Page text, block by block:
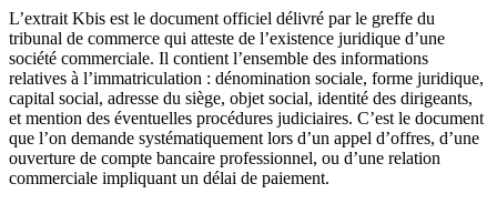
L’extrait Kbis est le document officiel délivré par le greffe du
tribunal de commerce qui atteste de l’existence juridique d’une
société commerciale. Il contient l’ensemble des informations
relatives à l’immatriculation : dénomination sociale, forme juridique,
capital social, adresse du siège, objet social, identité des dirigeants,
et mention des éventuelles procédures judiciaires. C’est le document
que l’on demande systématiquement lors d’un appel d’offres, d’une
ouverture de compte bancaire professionnel, ou d’une relation
commerciale impliquant un délai de paiement.